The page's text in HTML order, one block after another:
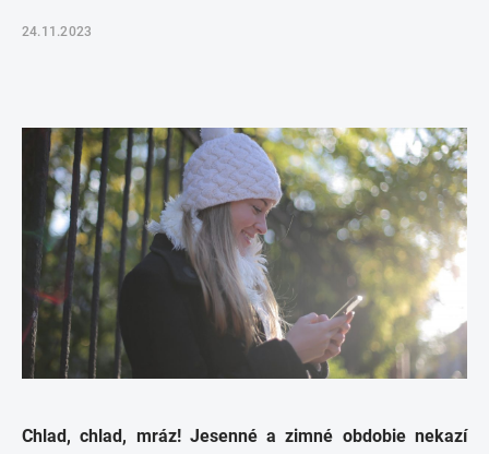
24.11.2023
Chlad, chlad, mráz! Jesenné a zimné obdobie nekazí